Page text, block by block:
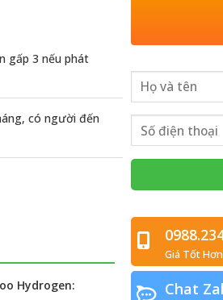
gấp 3 nếu phát
có người đến
Hydrogen:
Giá Tốt
Chat